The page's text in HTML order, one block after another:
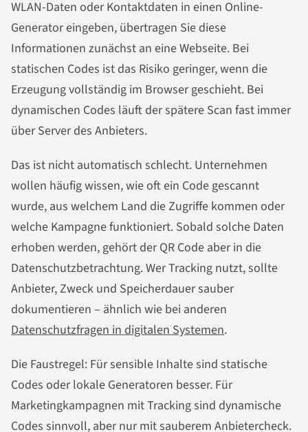
WLAN-Daten oder Kontaktdaten in einen Online-
Generator eingeben, übertragen Sie diese
Informationen zunächst an eine Webseite. Bei
statischen Codes ist das Risiko geringer, wenn die
Erzeugung vollständig im Browser geschieht. Bei
dynamischen Codes läuft der spätere Scan fast immer
über Server des Anbieters.
Das ist nicht automatisch schlecht. Unternehmen
wollen häufig wissen, wie oft ein Code gescannt
wurde, aus welchem Land die Zugriffe kommen oder
welche Kampagne funktioniert. Sobald solche Daten
erhoben werden, gehört der QR Code aber in die
Datenschutzbetrachtung. Wer Tracking nutzt, sollte
Anbieter, Zweck und Speicherdauer sauber
dokumentieren – ähnlich wie bei anderen
Datenschutzfragen in digitalen Systemen.
Die Faustregel: Für sensible Inhalte sind statische
Codes oder lokale Generatoren besser. Für
Marketingkampagnen mit Tracking sind dynamische
Codes sinnvoll, aber nur mit sauberem Anbietercheck.